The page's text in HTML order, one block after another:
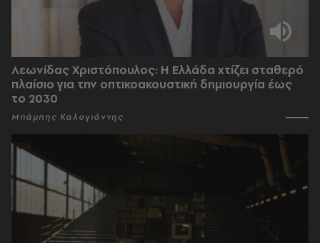
Λεωνίδας Χριστόπουλος: Η Ελλάδα χτίζει σταθερό
πλαίσιο για την οπτικοακουστική δημιουργία έως
το 2030
Μπάμπης Καλογιάννης